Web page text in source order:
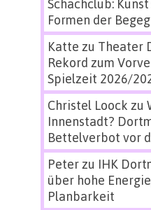
Schachclub:
Formen der
Katte zu Theater
Rekord zum
Spielzeit 2026/
Christel Loock zu
Innenstadt?
Bettelverbot vor
Peterzu IHK
über hohe
Planbarkeit